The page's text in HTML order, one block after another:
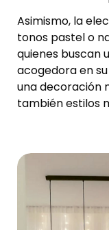
Asimismo, la
tonos pastel o
quienes buscan
acogedora en
una decoración
también estilos